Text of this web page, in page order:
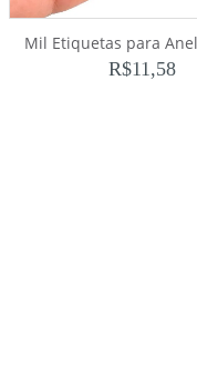
Mil Etiquetas para
R$11,58